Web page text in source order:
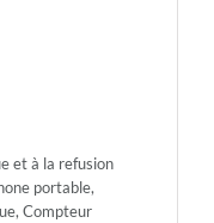
et à la refusion
portable,
Compteur